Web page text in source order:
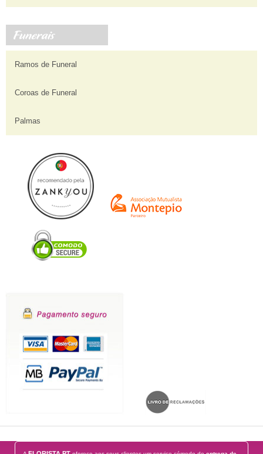
Ramos de Funeral
Coroas de Funeral
Palmas